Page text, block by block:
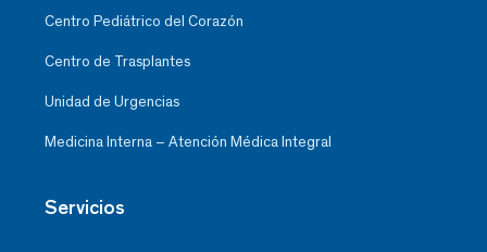
Centro Pediátrico del Corazón
Centro de Trasplantes
Unidad de Urgencias
Medicina Interna – Atención Médica Integral
Servicios